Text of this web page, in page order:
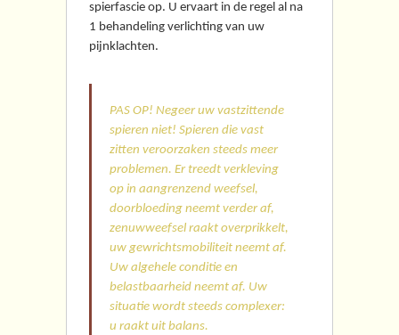
spierfascie op. U ervaart in de regel al na
1 behandeling verlichting van uw
pijnklachten.
PAS OP! Negeer uw vastzittende
spieren niet! Spieren die vast
zitten veroorzaken steeds meer
problemen. Er treedt verkleving
op in aangrenzend weefsel,
doorbloeding neemt verder af,
zenuwweefsel raakt overprikkelt,
uw gewrichtsmobiliteit neemt af.
Uw algehele conditie en
belastbaarheid neemt af. Uw
situatie wordt steeds complexer:
u raakt uit balans.